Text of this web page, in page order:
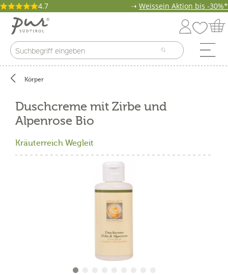
4.7 ➝ Weissein Aktion bis -30%*
Körper
Duschcreme mit Zirbe und
Alpenrose Bio
Kräuterreich Wegleit